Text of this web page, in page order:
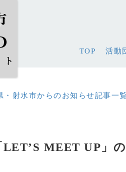
TOP 活動
・射水市からのお知らせ記事一
MEET UP」